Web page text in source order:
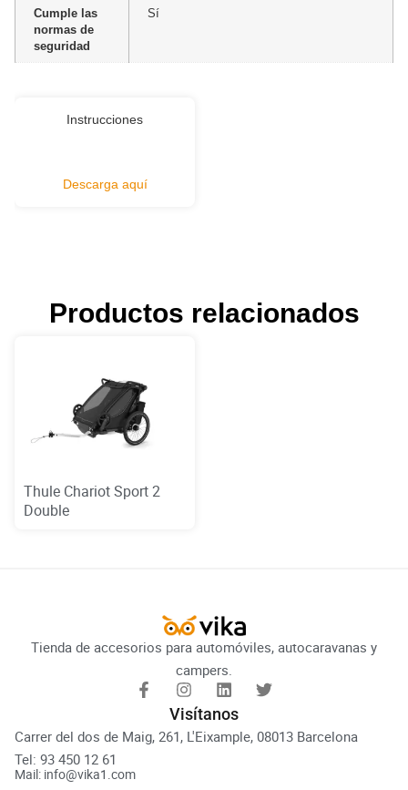
Cumple las
normas de
seguridad
Sí
Instrucciones
Descarga aquí
Productos relacionados
Thule Chariot Sport 2
Double
Tienda de accesorios para automóviles, autocaravanas y
campers.
Visítanos
Carrer del dos de Maig, 261, L'Eixample, 08013 Barcelona
Tel: 93 450 12 61
Mail: info@vika1.com